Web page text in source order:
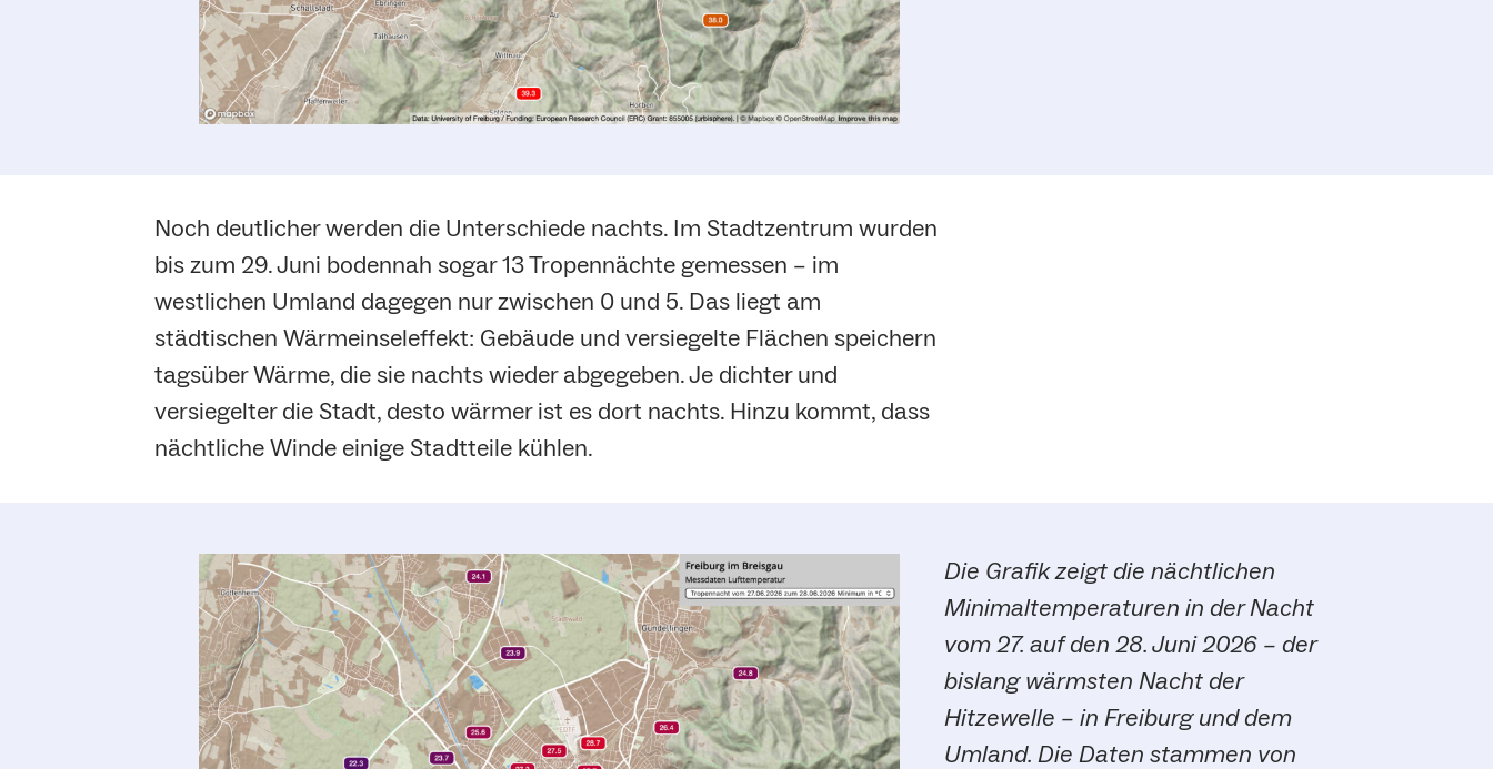
Noch deutlicher werden die Unterschiede nachts. Im Stadtzentrum wurden
bis zum 29. Juni bodennah sogar 13 Tropennächte gemessen – im
westlichen Umland dagegen nur zwischen 0 und 5. Das liegt am
städtischen Wärmeinseleffekt: Gebäude und versiegelte Flächen speichern
tagsüber Wärme, die sie nachts wieder abgegeben. Je dichter und
versiegelter die Stadt, desto wärmer ist es dort nachts. Hinzu kommt, dass
nächtliche Winde einige Stadtteile kühlen.
Die Grafik zeigt die nächtlichen
Minimaltemperaturen in der Nacht
vom 27. auf den 28. Juni 2026 – der
bislang wärmsten Nacht der
Hitzewelle – in Freiburg und dem
Umland. Die Daten stammen von